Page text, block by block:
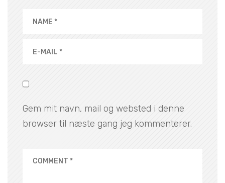
Gem mit navn, mail og websted i denne
browser til næste gang jeg kommenterer.